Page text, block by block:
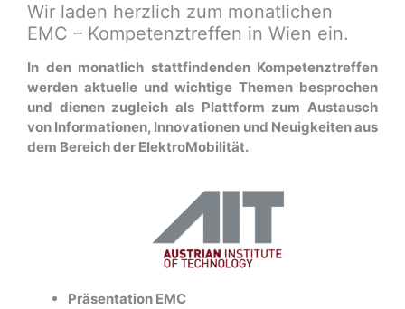
Wir laden herzlich zum monatlichen
EMC – Kompetenztreffen in Wien ein.
In den monatlich stattfindenden Kompetenztreffen
werden aktuelle und wichtige Themen besprochen
und dienen zugleich als Plattform zum Austausch
von Informationen, Innovationen und Neuigkeiten aus
dem Bereich der ElektroMobilität.
Präsentation EMC